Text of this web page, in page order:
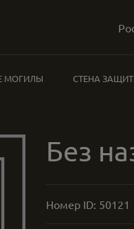
МОГИЛЫ СТЕНА
Без
Номер ID: 50121